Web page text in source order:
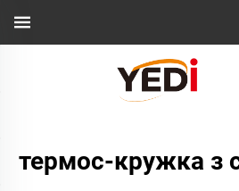
термос-кружка з